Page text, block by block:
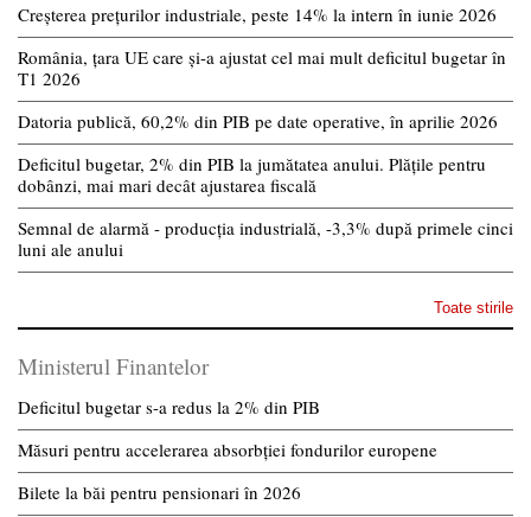
Creșterea prețurilor industriale, peste 14% la intern în iunie 2026
România, țara UE care și-a ajustat cel mai mult deficitul bugetar în
T1 2026
Datoria publică, 60,2% din PIB pe date operative, în aprilie 2026
Deficitul bugetar, 2% din PIB la jumătatea anului. Plățile pentru
dobânzi, mai mari decât ajustarea fiscală
Semnal de alarmă - producția industrială, -3,3% după primele cinci
luni ale anului
Toate stirile
Ministerul Finantelor
Deficitul bugetar s-a redus la 2% din PIB
Măsuri pentru accelerarea absorbției fondurilor europene
Bilete la băi pentru pensionari în 2026